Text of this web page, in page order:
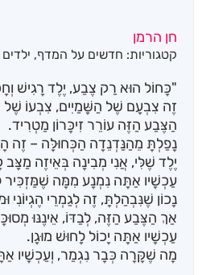
חן הרמן
קטגוריות: חדשים על המדף, ילדים
"כָּחוֹל הוּא רַק צֶבַע, יֶלֶד רָגִישׁ
זֶה צִבְעָם שֶׁל הַשָּׁמַיִים, צִבְעוֹ שֶׁל
הַצֶּבַע הַזֶּה עוֹרֵר זִיכָּרוֹן מַטְרִיד.
נָפַלְתָּ מֵהַנַּדְנֵדָה הַכְּחוּלָּה – זֶה
יֶלֶד שֶׁלִּי, אֲנִי מְבִינָה בְּאֵיזֶה
עַכְשָׁיו אַתָּה נִמְנָע מִמָּה שֶׁמַּזְכִּיר
נָכוֹן שֶׁנִּבְהַלְתָּ, זֶה לְגַמְרֵי הֶגְיוֹנִי
אַךְ הַצֶּבַע הַזֶּה, לְבַדּוֹ, אֵינֶנּוּ
עַכְשָׁיו אַתָּה יָכוֹל לָחוּשׁ מוּגָן.
מָה שֶׁקָּרָה כְּבָר נִגְמַר, וְעַכְשָׁיו